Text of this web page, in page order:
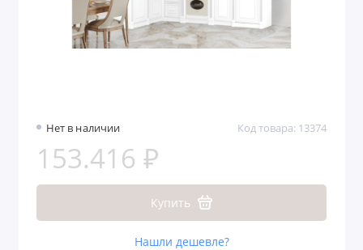
Нет в наличии Код товара: 13374
153.416 ₽
Купить
Нашли дешевле?